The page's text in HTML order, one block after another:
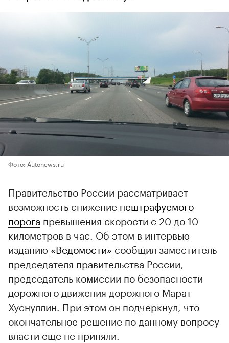
Фото: Autonews.ru
Правительство России рассматривает
возможность снижение нештрафуемого
порога превышения скорости с 20 до 10
километров в час. Об этом в интервью
изданию «Ведомости» сообщил заместитель
председателя правительства России,
председатель комиссии по безопасности
дорожного движения дорожного Марат
Хуснуллин. При этом он подчеркнул, что
окончательное решение по данному вопросу
власти еще не приняли.